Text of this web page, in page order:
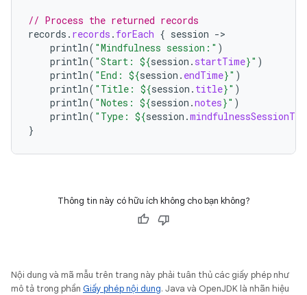
// Process the returned records
records . records . forEach { session -
println( "Mindfulness session:" )
println( "Start: ${session . startTime}" )
println( "End: ${session . endTime}" )
println( "Title: ${session . title}" )
println( "Notes: ${session .notes}" )
println( "Type: ${session .
}
Thông tin này có hữu ích không cho bạn không?
Nội dung và mã mẫu trên trang này phải tuân thủ các giấy phép như
mô tả trong phần Giấy phép nội dung. Java và OpenJDK là nhãn hiệu